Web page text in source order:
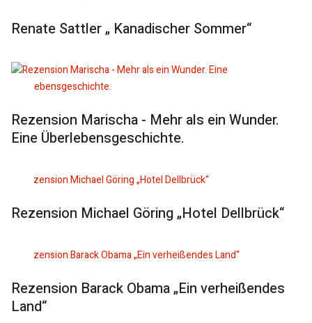
Renate Sattler „ Kanadischer Sommer“
Rezension Marischa - Mehr als ein Wunder.
Eine Überlebensgeschichte.
Rezension Michael Göring „Hotel Dellbrück“
Rezension Barack Obama „Ein verheißendes
Land“